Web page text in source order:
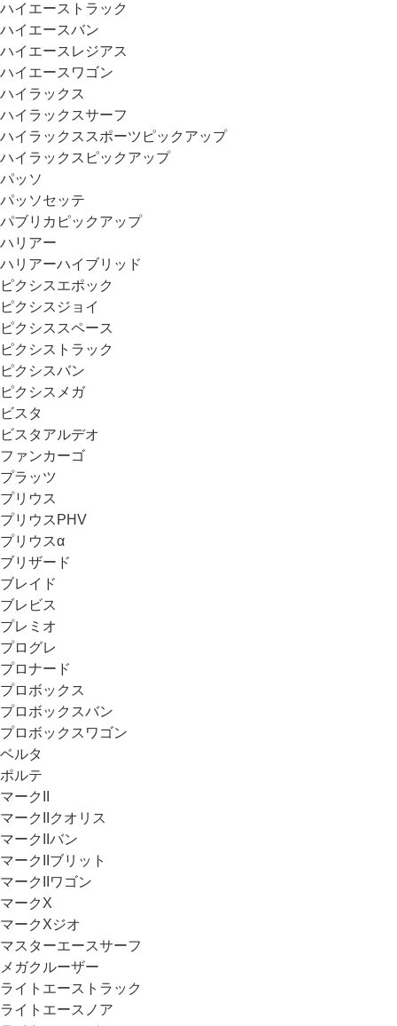
ハイエーストラック
ハイエースバン
ハイエースレジアス
ハイエースワゴン
ハイラックス
ハイラックスサーフ
ハイラックススポーツピックアップ
ハイラックスピックアップ
パッソ
パッソセッテ
パブリカピックアップ
ハリアー
ハリアーハイブリッド
ピクシスエポック
ピクシスジョイ
ピクシススペース
ピクシストラック
ピクシスバン
ピクシスメガ
ビスタ
ビスタアルデオ
ファンカーゴ
プラッツ
プリウス
プリウスPHV
プリウスα
ブリザード
ブレイド
ブレビス
プレミオ
プログレ
プロナード
プロボックス
プロボックスバン
プロボックスワゴン
ベルタ
ポルテ
マークII
マークIIクオリス
マークIIバン
マークIIブリット
マークIIワゴン
マークX
マークXジオ
マスターエースサーフ
メガクルーザー
ライトエーストラック
ライトエースノア